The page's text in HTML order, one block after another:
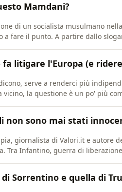
Mamdani?
di un socialista musulmano
a fare il punto. A partire dallo
fa litigare l'Europa (e
serve a renderci più
vicino, la questione è un po' più
non sono mai stati
giornalista di Valori.it e autore
Tra Infantino, guerra di
di Sorrentino e quella di